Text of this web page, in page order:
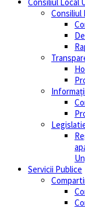
Consiliul
Servicii Publice